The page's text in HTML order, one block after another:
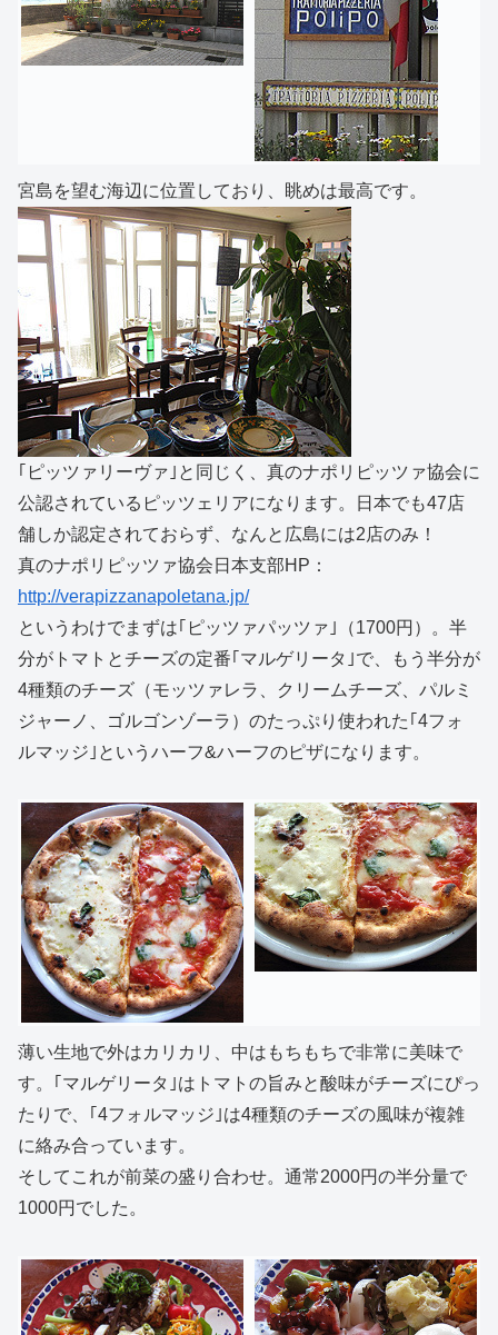
宮島を望む海辺に位置しており、眺めは最高です。
｢ピッツァリーヴァ｣と同じく、真のナポリピッツァ協会に
公認されているピッツェリアになります。日本でも47店
舗しか認定されておらず、なんと広島には2店のみ！
真のナポリピッツァ協会日本支部HP：
http://verapizzanapoletana.jp/
というわけでまずは｢ピッツァパッツァ｣（1700円）。半
分がトマトとチーズの定番｢マルゲリータ｣で、もう半分が
4種類のチーズ（モッツァレラ、クリームチーズ、パルミ
ジャーノ、ゴルゴンゾーラ）のたっぷり使われた｢4フォ
ルマッジ｣というハーフ&ハーフのピザになります。
薄い生地で外はカリカリ、中はもちもちで非常に美味で
す。｢マルゲリータ｣はトマトの旨みと酸味がチーズにぴっ
たりで、｢4フォルマッジ｣は4種類のチーズの風味が複雑
に絡み合っています。
そしてこれが前菜の盛り合わせ。通常2000円の半分量で
1000円でした。